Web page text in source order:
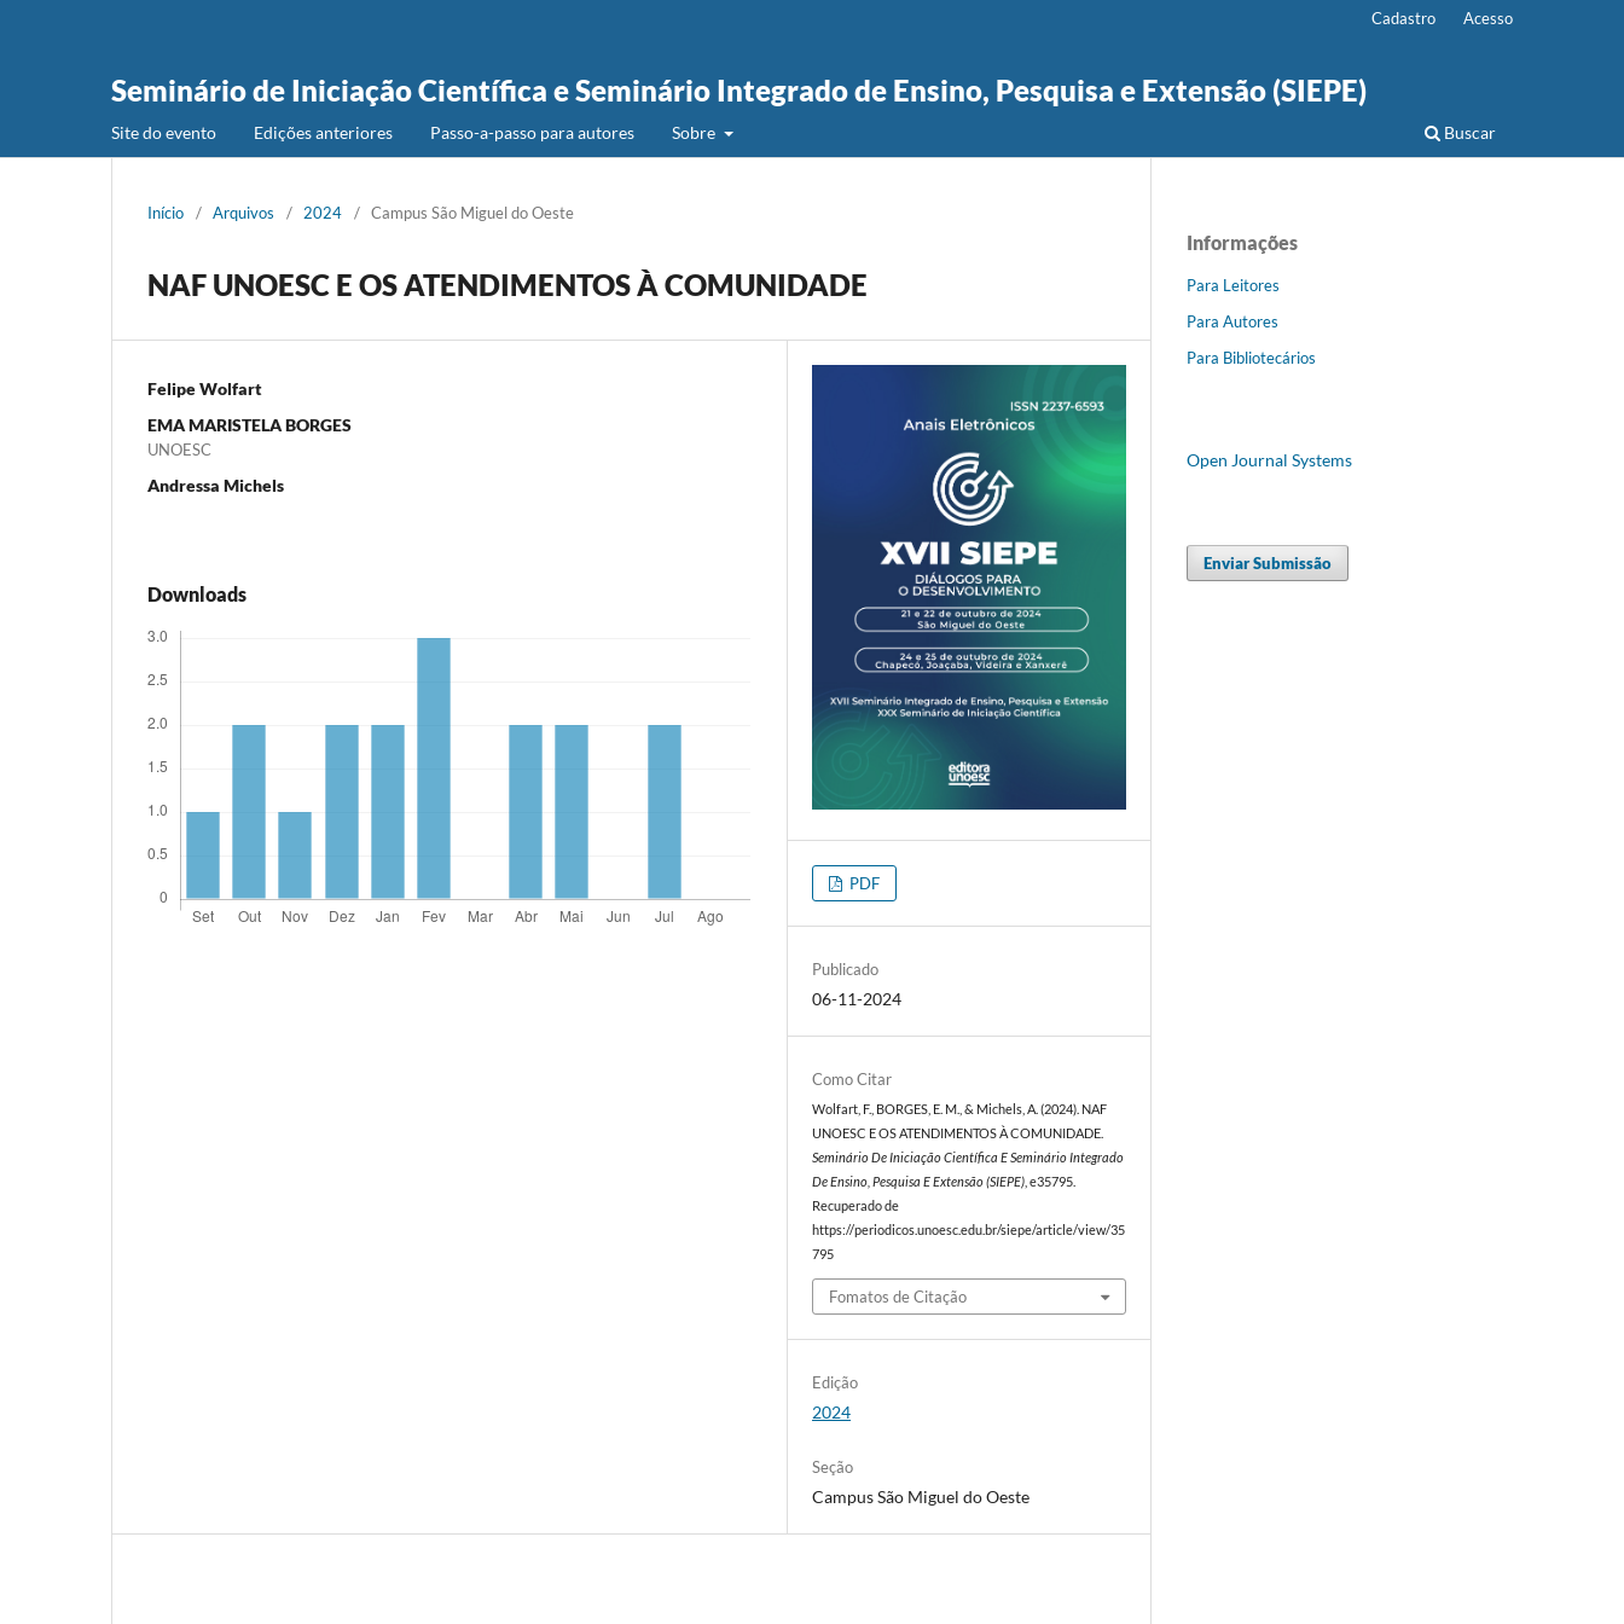
Seminário de Iniciação Científica e Seminário Integrado de Ensino, Pesquisa e Extensão (SIEPE)
Site do evento Edições anteriores Passo-a-passo para autores Sobre Buscar
Cadastro Acesso
Início / Arquivos / 2024 / Campus São Miguel do Oeste
NAF UNOESC E OS ATENDIMENTOS À COMUNIDADE
Felipe Wolfart
EMA MARISTELA BORGES
UNOESC
Andressa Michels
Downloads
PDF
Publicado
06-11-2024
Como Citar
Wolfart, F., BORGES, E. M., & Michels, A. (2024). NAF
UNOESC E OS ATENDIMENTOS À COMUNIDADE.
Seminário De Iniciação Científica E Seminário Integrado
De Ensino, Pesquisa E Extensão (SIEPE) , e35795.
Recuperado de
https://periodicos.unoesc.edu.br/siepe/article/view/35
795
Fomatos de Citação
Edição
2024
Seção
Campus São Miguel do Oeste
Informações
Para Leitores
Para Autores
Para Bibliotecários
Open Journal Systems
Enviar Submissão